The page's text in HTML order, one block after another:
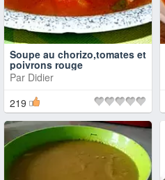
Soupe au chorizo,tomates et
poivrons rouge
Par Didier
219